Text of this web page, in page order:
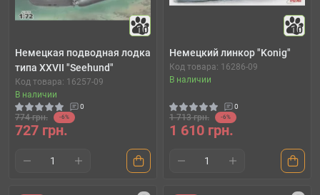
10
Немецкая подводная лодка
типа XXVII "Seehund"
Код товара: 16257-09
В наличии
0
774 грн. -6%
727 грн.
10
Немецкий линкор "Konig"
Код товара: 16286-09
В наличии
0
1 713 грн. -6%
1 610 грн.